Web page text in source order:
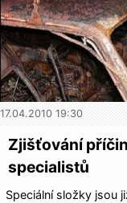
17.04.2010 19:30
Zjišťování
specialistů
Speciální složky jsou